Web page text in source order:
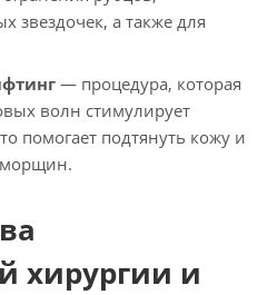
звездочек, а также для
— процедура, которая
волн стимулирует
помогает подтянуть кожу и
хирургии и